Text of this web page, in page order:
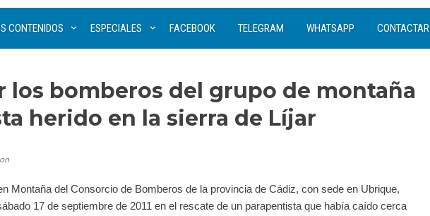
CONTENIDOS ESPECIALES FACEBOOK TELEGRAM WHATSAPP CONTACTAR
los bomberos del grupo de montaña
herido en la sierra de Líjar
Montaña del Consorcio de Bomberos de la provincia de Cádiz, con sede en Ubrique,
17 de septiembre de 2011 en el rescate de un parapentista que había caído cerca